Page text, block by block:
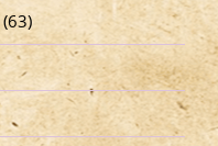
(63)